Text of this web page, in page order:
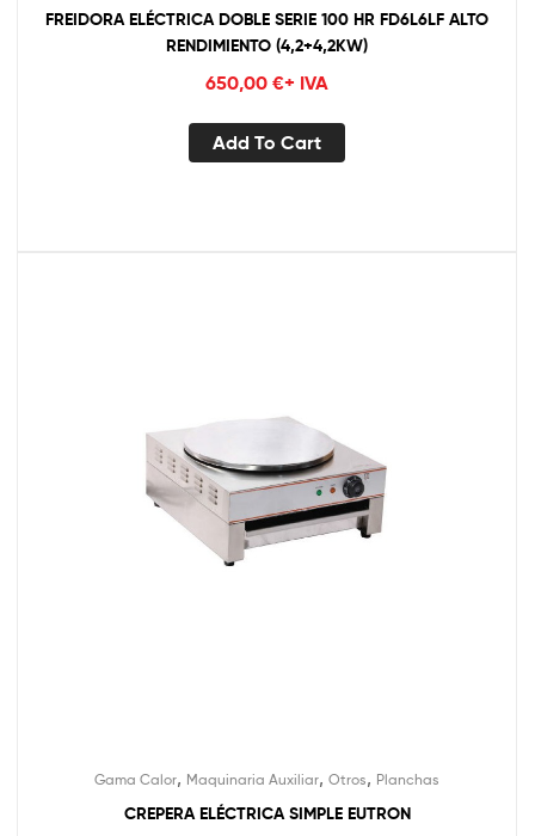
FREIDORA ELÉCTRICA DOBLE SERIE 100 HR FD6L6LF ALTO
RENDIMIENTO (4,2+4,2KW)
650,00 €+ IVA
Add To Cart
Gama Calor, Maquinaria Auxiliar, Otros, Planchas
CREPERA ELÉCTRICA SIMPLE EUTRON